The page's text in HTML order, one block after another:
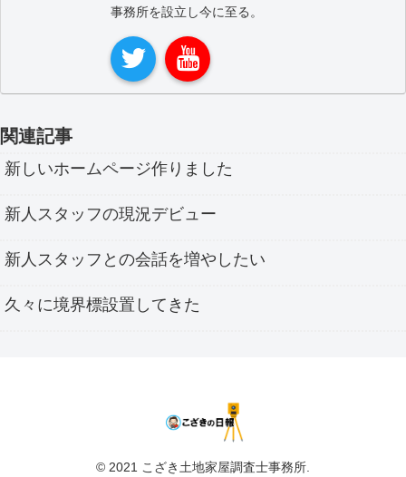
事務所を設立し今に至る。
関連記事
新しいホームページ作りました
新人スタッフの現況デビュー
新人スタッフとの会話を増やしたい
久々に境界標設置してきた
© 2021 こざき土地家屋調査士事務所.